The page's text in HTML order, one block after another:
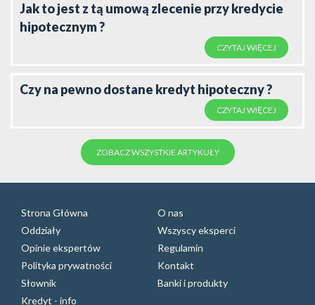
Jak to jest z tą umową zlecenie przy kredycie
hipotecznym ?
CZYTAJ WIĘCEJ
Czy na pewno dostane kredyt hipoteczny ?
CZYTAJ WIĘCEJ
ZOBACZ WSZYSTKIE ARTYKUŁY
Strona Główna
O nas
Oddziały
Wszyscy eksperci
Opinie ekspertów
Regulamin
Polityka prywatności
Kontakt
Słownik
Banki i produkty
Kredyt - info